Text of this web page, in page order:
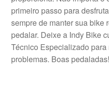
primeiro passo para
sempre de manter sua bike
pedalar. Deixe a Indy Bike
Técnico Especializado
problemas. Boas pedaladas!